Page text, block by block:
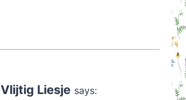
Vlijtig Liesje says: